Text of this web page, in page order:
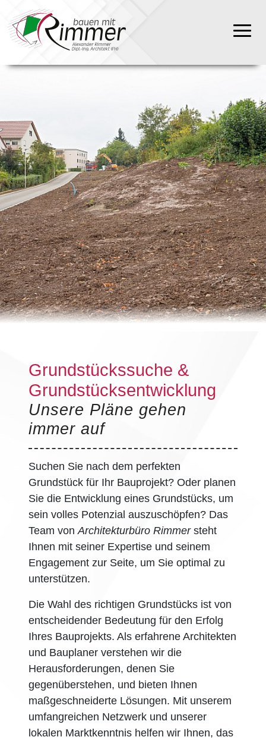
Grundstückssuche &
Grundstücksentwicklung
Unsere Pläne gehen
immer auf
Suchen Sie nach dem perfekten
Grundstück für Ihr Bauprojekt? Oder planen
Sie die Entwicklung eines Grundstücks, um
sein volles Potenzial auszuschöpfen? Das
Team vonArchitekturbüro Rimmersteht
Ihnen mit seiner Expertise und seinem
Engagement zur Seite, um Sie optimal zu
unterstützen.
Die Wahl des richtigen Grundstücks ist von
entscheidender Bedeutung für den Erfolg
Ihres Bauprojekts. Als erfahrene Architekten
und Bauplaner verstehen wir die
Herausforderungen, denen Sie
gegenüberstehen, und bieten Ihnen
maßgeschneiderte Lösungen. Mit unserem
umfangreichen Netzwerk und unserer
lokalen Marktkenntnis helfen wir Ihnen, das